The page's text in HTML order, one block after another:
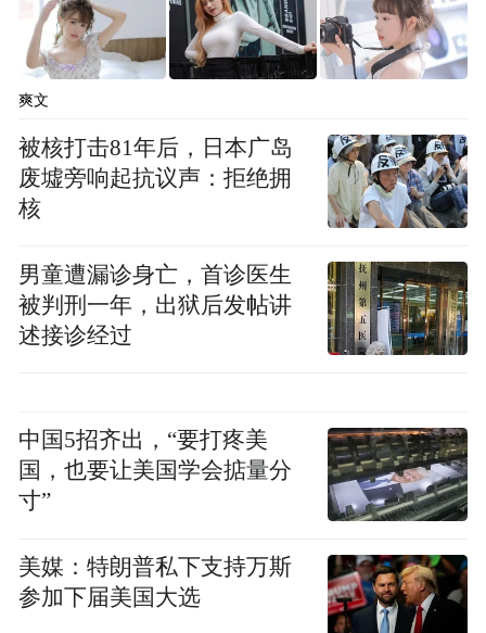
涯的高光时刻，毛京波在加入林肯汽车后，
帮助林肯提升了服务体验，推动了林肯品牌
国产化进程，销量大幅提升。
用了三年时间，毛京波将林肯带至二线豪华
头部，2020年由于林肯成为中国豪车市场增
长最快的品牌之一，被外界称为“林肯现
象”。2022年10月，毛京波加入莲花跑车，任
中国区总裁，并且她还有个身份——““创始
合伙人”。
复制林肯当年的神迹。但必须考虑的是，林
肯与今天的莲花跑车绝不可相提并论。对比
来看，林肯当年在华已经有了一定知名度，
牌”，换言之，莲花跑车在华需要的不是拔苗
爽文
被核打击81年后，日本广岛
废墟旁响起抗议声：拒绝拥
核
男童遭漏诊身亡，首诊医生
被判刑一年，出狱后发帖讲
述接诊经过
中国5招齐出，“要打疼美
国，也要让美国学会掂量分
寸”
美媒：特朗普私下支持万斯
参加下届美国大选